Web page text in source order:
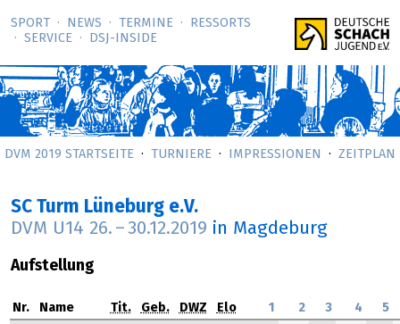
SPORT NEWS TERMINE
RESSORTS
SERVICE
DSJ-­INSIDE
DVM 2019 STARTSEITE TURNIERE IMPRESSIONEN ZEITPLAN
SC Turm Lüneburg e.V.
DVM U14 26. – 30.12.2019 in Magdeburg
Aufstellung
Nr. Name Tit. Geb. DWZ Elo 1 2 3 4 5